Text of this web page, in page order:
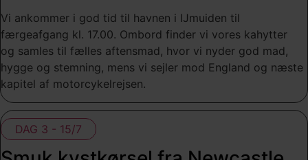
Vi ankommer i god tid til havnen i IJmuiden til
færgeafgang kl. 17.00. Ombord finder vi vores kahytter
og samles til fælles aftensmad, hvor vi nyder god mad,
hygge og stemning, mens vi sejler mod England og næste
kapitel af motorcykelrejsen.
DAG 3 - 15/7